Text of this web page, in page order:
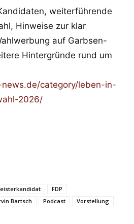
weiterführende
Hinweise zur klar
auf Garbsen-
Hintergründe rund um
category/leben-in-
2026/
FDP
Bartsch Podcast Vorstellung